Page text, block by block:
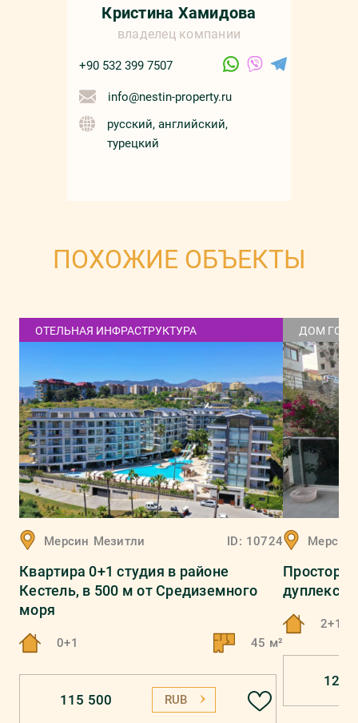
Кристина Хамидова
владелец компании
+90 532 399 7507
info@nestin-property.ru
русский, английский,
турецкий
ПОХОЖИЕ ОБЪЕКТЫ
ОТЕЛЬНАЯ ИНФРАСТРУКТУРА
Мерсин Мезитли ID: 10724
Квартира 0+1 студия в районе
Кестель, в 500 м от Средиземного
моря
0+1 45 м²
115 500 RUB
ДОМ
Мерсин
дуплекс
2+1
121